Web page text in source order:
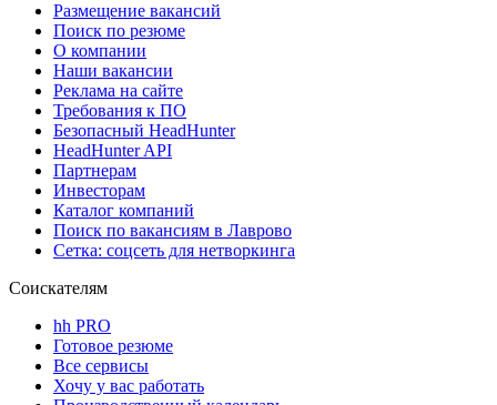
Размещение вакансий
Поиск по резюме
О компании
Наши вакансии
Реклама на сайте
Требования к ПО
Безопасный HeadHunter
HeadHunter API
Партнерам
Инвесторам
Каталог компаний
Поиск по вакансиям в Лаврово
Сетка: соцсеть для нетворкинга
Соискателям
hh PRO
Готовое резюме
Все сервисы
Хочу у вас работать